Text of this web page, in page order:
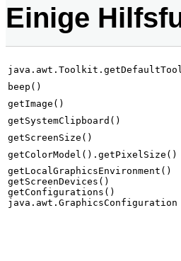
Einige
beep()
getImage()
getSystemClipboard()
getScreenSize()
getColorModel().getPixelSize()
getLocalGraphicsEnvironment()
getScreenDevices()
getConfigurations()
java.awt.GraphicsConfiguration